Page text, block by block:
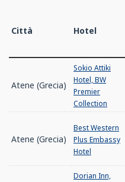
Città Hotel
Atene (Grecia)
Sokio Attiki
Hotel, BW
Premier
Collection
Atene (Grecia)
Best Western
Plus Embassy
Hotel
Dorian Inn,